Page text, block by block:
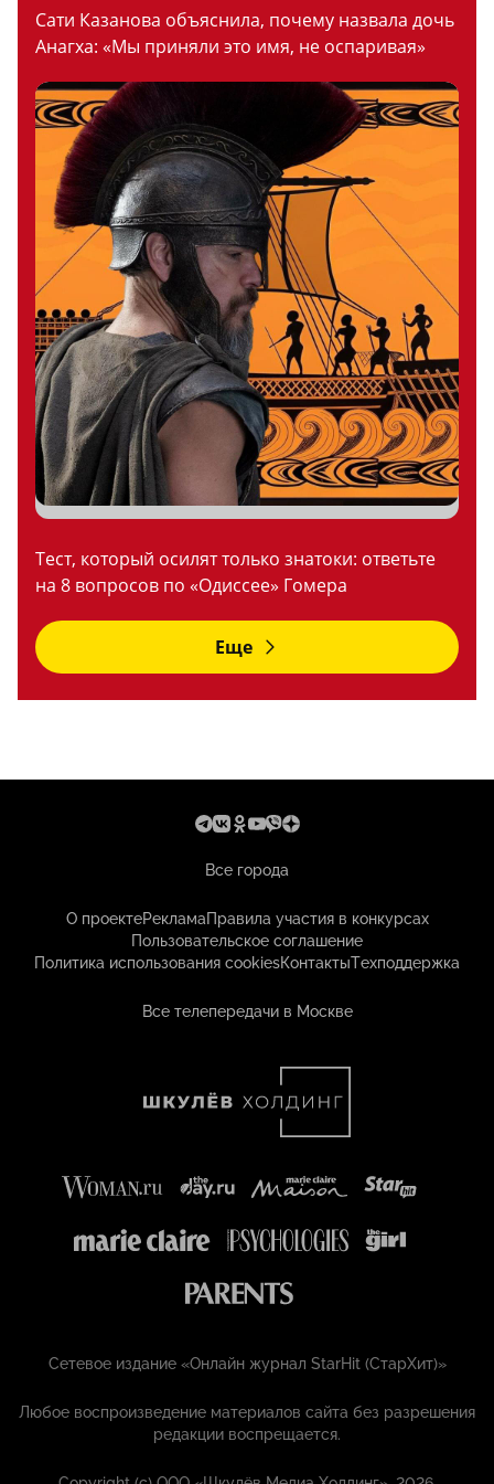
Сати Казанова объяснила, почему назвала дочь
Анагха: «Мы приняли это имя, не оспаривая»
Тест, который осилят только знатоки: ответьте
на 8 вопросов по «Одиссее» Гомера
Еще
Все города
О проектеРекламаПравила участия в конкурсах
Пользовательское соглашение
Политика использования cookiesКонтактыТехподдержка
Все телепередачи в Москве
Сетевое издание «Онлайн журнал StarHit (СтарХит)»
Любое воспроизведение материалов сайта без разрешения
редакции воспрещается.